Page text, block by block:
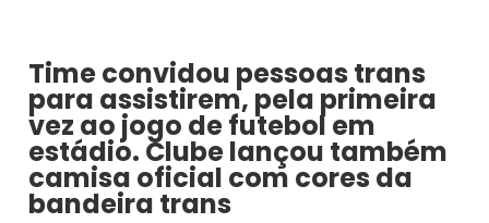
Time convidou pessoas trans
para assistirem, pela primeira
vez ao jogo de futebol em
estádio. Clube lançou também
camisa oficial com cores da
bandeira trans